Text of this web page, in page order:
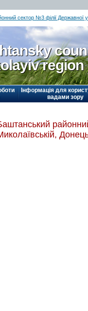
сектор №3 філії Державної
region
Інформація для
вадами зору